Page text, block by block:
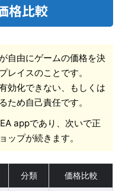
格比較
自由にゲームの価格を決
レイスのことです。
効化できない、もしくは
ため自己責任です。
appであり、次いで正
ップが続きます。
分類 価格比較